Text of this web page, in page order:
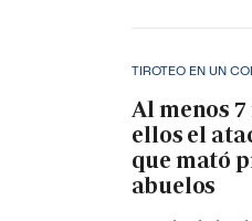
TIROTEO EN UN
Al menos
ellos el
que mató
abuelos